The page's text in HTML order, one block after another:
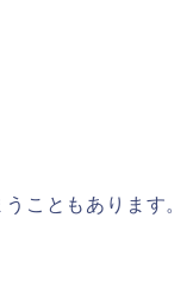
こともあります。